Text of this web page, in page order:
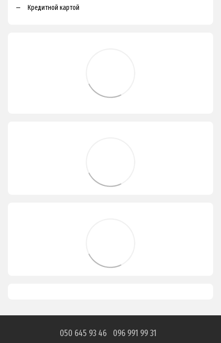
Кредитной картой
050 645 93 46 096 991 99 31